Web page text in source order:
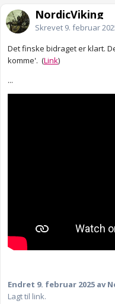
NordicViking
Skrevet 9. februar
Det finske bidraget er klart.
komme'. (Link)
...
Endret 9. februar 2025 av
Lagt til link.